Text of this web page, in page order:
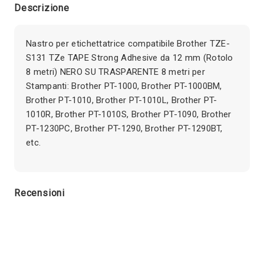
Descrizione
Nastro per etichettatrice compatibile Brother TZE-
S131 TZe TAPE Strong Adhesive da 12 mm (Rotolo
8 metri) NERO SU TRASPARENTE 8 metri per
Stampanti: Brother PT-1000, Brother PT-1000BM,
Brother PT-1010, Brother PT-1010L, Brother PT-
1010R, Brother PT-1010S, Brother PT-1090, Brother
PT-1230PC, Brother PT-1290, Brother PT-1290BT,
etc.
Recensioni